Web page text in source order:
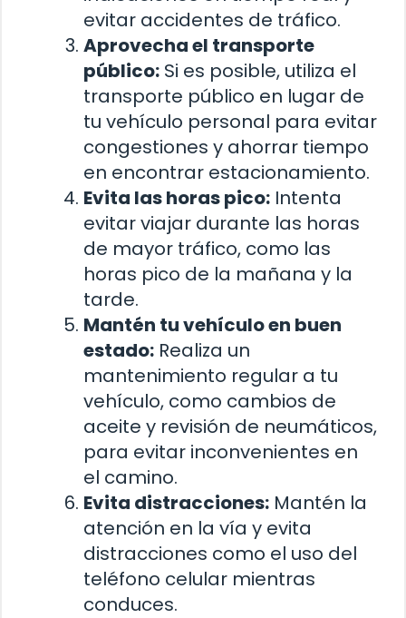
evitar accidentes de tráfico.
Aprovecha el transporte
público: Si es posible, utiliza el
transporte público en lugar de
tu vehículo personal para evitar
congestiones y ahorrar tiempo
en encontrar estacionamiento.
Evita las horas pico: Intenta
evitar viajar durante las horas
de mayor tráfico, como las
horas pico de la mañana y la
tarde.
Mantén tu vehículo en buen
estado: Realiza un
mantenimiento regular a tu
vehículo, como cambios de
aceite y revisión de neumáticos,
para evitar inconvenientes en
el camino.
Evita distracciones: Mantén la
atención en la vía y evita
distracciones como el uso del
teléfono celular mientras
conduces.